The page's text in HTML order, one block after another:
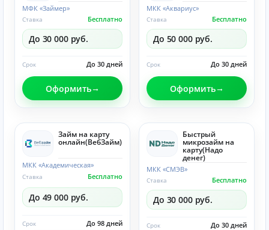
МФК «Займер»
Бесплатно
Ставка
До 30 000 руб.
До 30 дней
Срок
Оформить
МКК «Аквариус»
Бесплатно
Ставка
До 50 000 руб.
До 30 дней
Срок
Оформить
Займ на карту
онлайн(ВебЗайм)
МКК «Академическая»
Бесплатно
Ставка
До 49 000 руб.
До 98 дней
Срок
Быстрый
микрозайм на
карту(Надо
денег)
МКК «СМЭВ»
Бесплатно
Ставка
До 30 000 руб.
До 30 дней
Срок